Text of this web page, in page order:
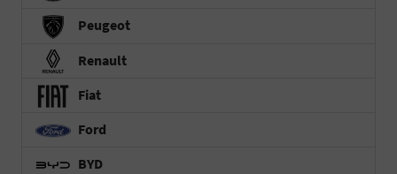
Peugeot
Renault
Fiat
Ford
BYD